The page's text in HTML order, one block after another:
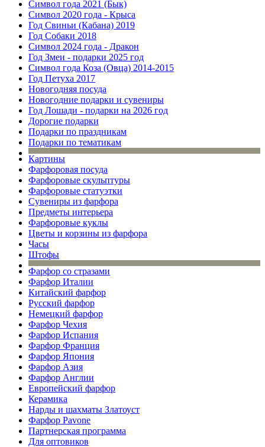
Символ года 2021 (Бык)
Символ 2020 года - Крыса
Год Свиньи (Кабана) 2019
Год Собаки 2018
Символ 2024 года - Дракон
Год Змеи - подарки 2025 год
Символ года Коза (Овца) 2014-2015
Год Петуха 2017
Новогодняя посуда
Новогодние подарки и сувениры
Год Лошади - подарки на 2026 год
Дорогие подарки
Подарки по праздникам
Подарки по тематикам
Картины
Фарфоровая посуда
Фарфоровые скульптуры
Фарфоровые статуэтки
Сувениры из фарфора
Предметы интерьера
Фарфоровые куклы
Цветы и корзины из фарфора
Часы
Штофы
Фарфор со стразами
Фарфор Италии
Китайский фарфор
Русский фарфор
Немецкий фарфор
Фарфор Чехия
Фарфор Испания
Фарфор Франция
Фарфор Япония
Фарфор Азия
Фарфор Англии
Европейский фарфор
Керамика
Нарды и шахматы Златоуст
Фарфор Pavone
Партнерская программа
Для оптовиков